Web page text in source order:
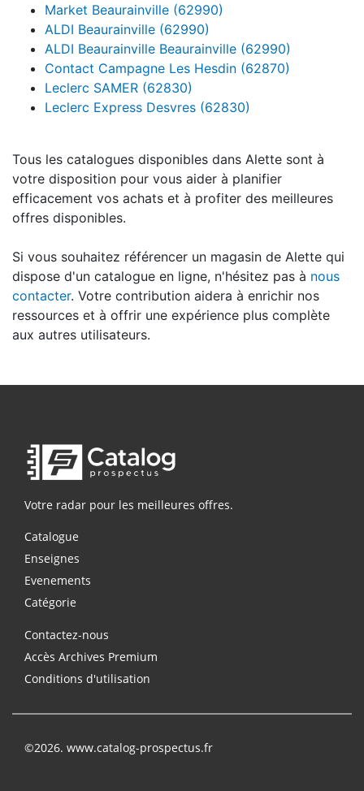
Market Beaurainville (62990)
ALDI Beaurainville (62990)
ALDI Beaurainville Beaurainville (62990)
Contact Campagne Les Hesdin (62870)
Leclerc SAMER (62830)
Leclerc Express Desvres (62830)
Tous les catalogues disponibles dans Alette sont à
votre disposition pour vous aider à planifier
efficacement vos achats et à profiter des meilleures
offres disponibles.
Si vous souhaitez référencer un magasin de Alette qui
dispose d'un catalogue en ligne, n'hésitez pas à nous
contacter. Votre contribution aidera à enrichir nos
ressources et à offrir une expérience plus complète
aux autres utilisateurs.
Votre radar pour les meilleures offres.
Catalogue
Enseignes
Evenements
Catégorie
Contactez-nous
Accès Archives Premium
Conditions d'utilisation
©2026. www.catalog-prospectus.fr